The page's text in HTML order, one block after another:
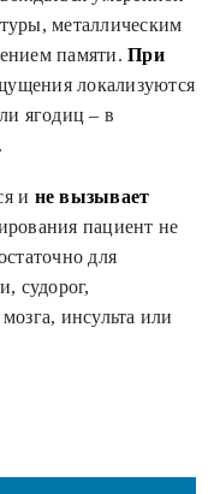
металлическим
памяти.При
локализуются
ягодиц – в
и не вызывает
пациент не
для
судорог,
инсульта или